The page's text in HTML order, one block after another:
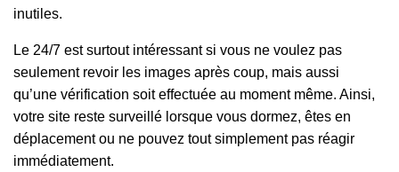
inutiles.
Le 24/7 est surtout intéressant si vous ne voulez pas
seulement revoir les images après coup, mais aussi
qu’une vérification soit effectuée au moment même. Ainsi,
votre site reste surveillé lorsque vous dormez, êtes en
déplacement ou ne pouvez tout simplement pas réagir
immédiatement.